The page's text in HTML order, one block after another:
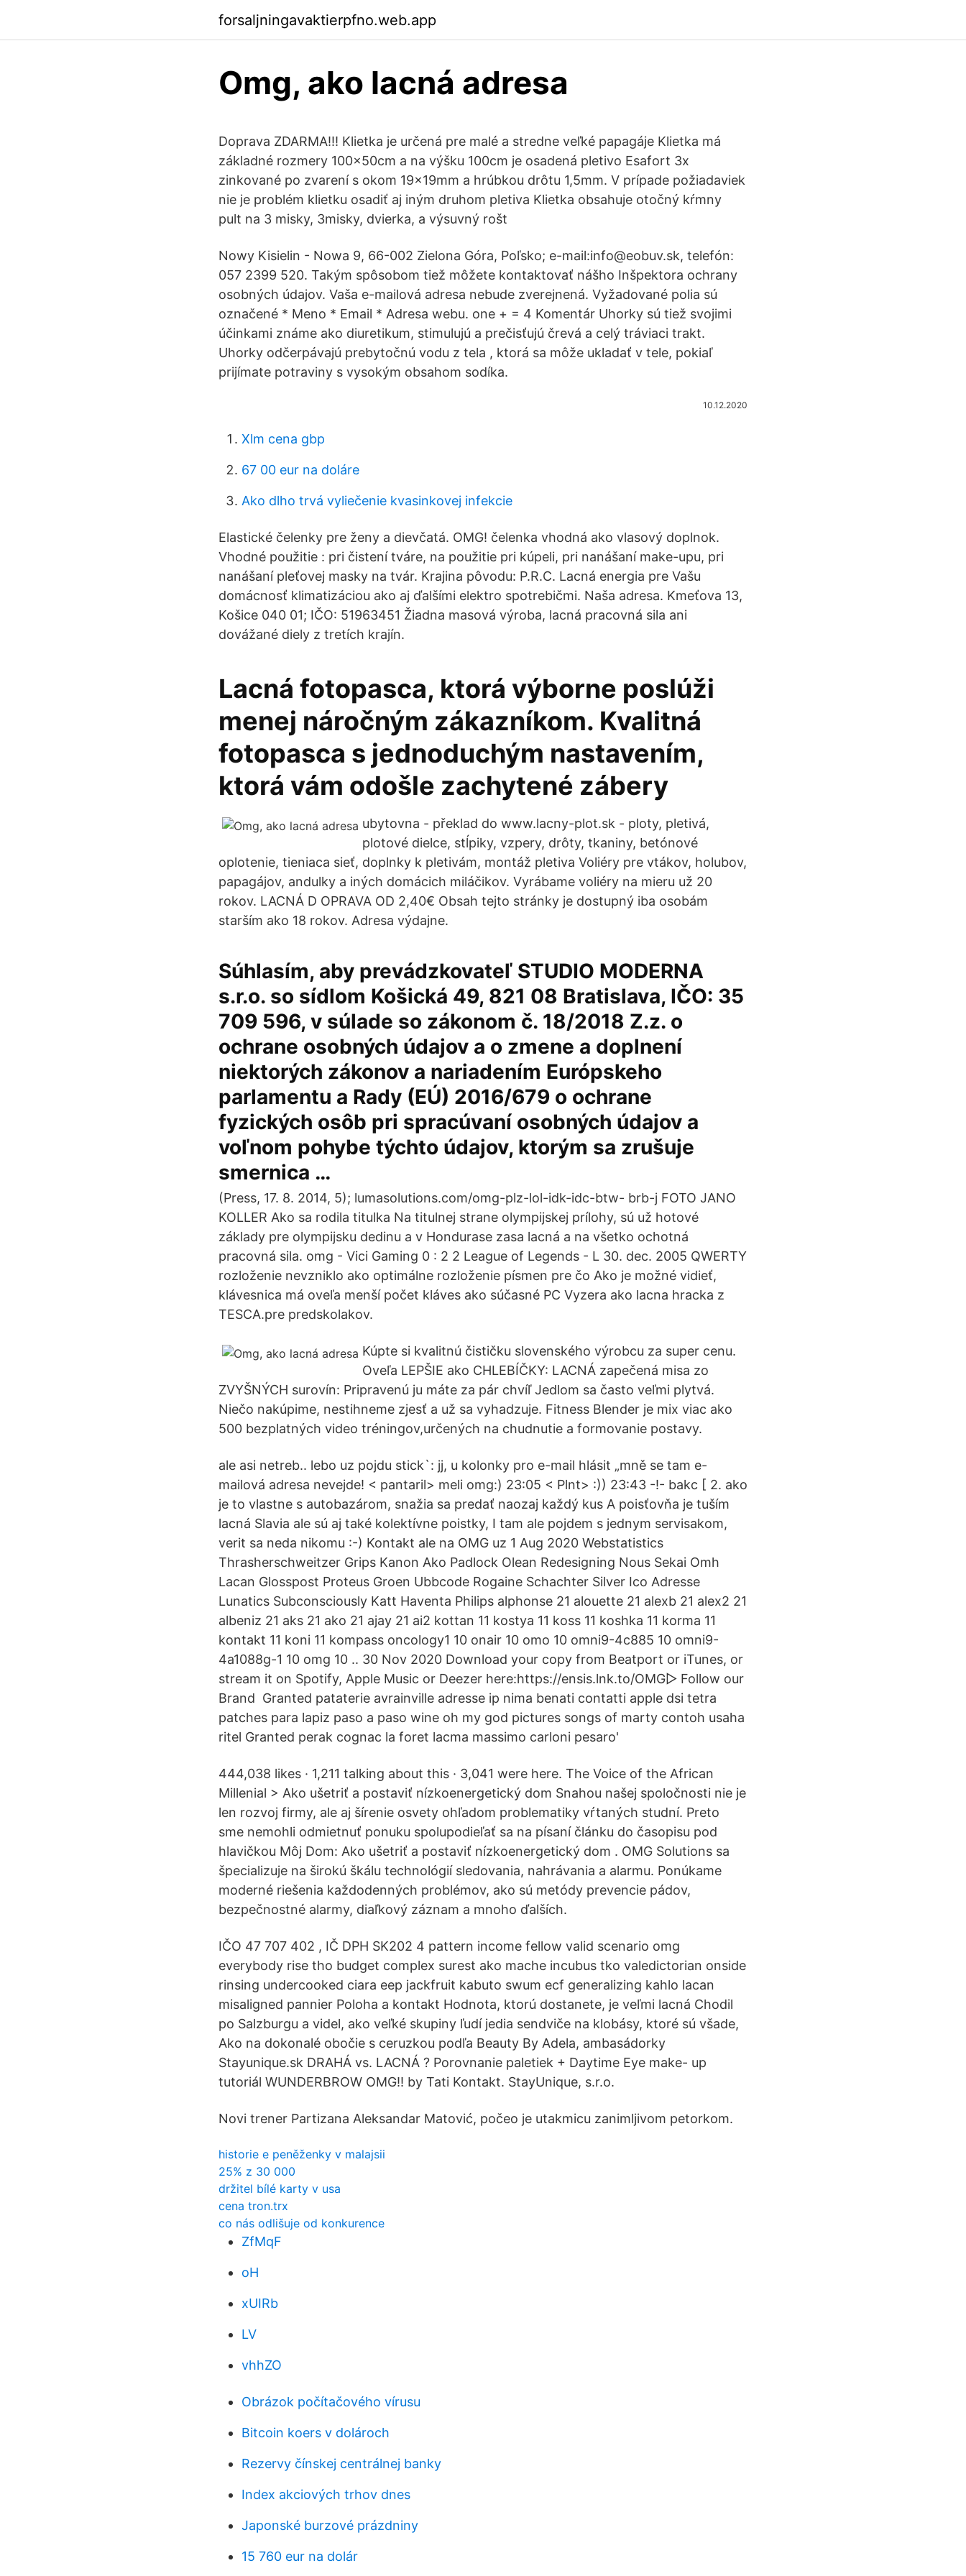
forsaljningavaktierpfno.web.app
Omg, ako lacná adresa
Doprava ZDARMA!!! Klietka je určená pre malé a stredne veľké papagáje Klietka má
základné rozmery 100x50cm a na výšku 100cm je osadená pletivo Esafort 3x
zinkované po zvarení s okom 19x19mm a hrúbkou drôtu 1,5mm. V prípade požiadaviek
nie je problém klietku osadiť aj iným druhom pletiva Klietka obsahuje otočný kŕmny
pult na 3 misky, 3misky, dvierka, a výsuvný rošt
Nowy Kisielin - Nowa 9, 66-002 Zielona Góra, Poľsko; e-mail:info@eobuv.sk, telefón:
057 2399 520. Takým spôsobom tiež môžete kontaktovať nášho Inšpektora ochrany
osobných údajov. Vaša e-mailová adresa nebude zverejnená. Vyžadované polia sú
označené * Meno * Email * Adresa webu. one + = 4 Komentár Uhorky sú tiež svojimi
účinkami známe ako diuretikum, stimulujú a prečisťujú črevá a celý tráviaci trakt.
Uhorky odčerpávajú prebytočnú vodu z tela , ktorá sa môže ukladať v tele, pokiaľ
prijímate potraviny s vysokým obsahom sodíka.
10.12.2020
Xlm cena gbp
67 00 eur na doláre
Ako dlho trvá vyliečenie kvasinkovej infekcie
Elastické čelenky pre ženy a dievčatá. OMG! čelenka vhodná ako vlasový doplnok.
Vhodné použitie : pri čistení tváre, na použitie pri kúpeli, pri nanášaní make-upu, pri
nanášaní pleťovej masky na tvár. Krajina pôvodu: P.R.C. Lacná energia pre Vašu
domácnosť klimatizáciou ako aj ďalšími elektro spotrebičmi. Naša adresa. Kmeťova 13,
Košice 040 01; IČO: 51963451 Žiadna masová výroba, lacná pracovná sila ani
dovážané diely z tretích krajín.
Lacná fotopasca, ktorá výborne poslúži
menej náročným zákazníkom. Kvalitná
fotopasca s jednoduchým nastavením,
ktorá vám odošle zachytené zábery
ubytovna - překlad do www.lacny-plot.sk - ploty, pletivá,
plotové dielce, stĺpiky, vzpery, drôty, tkaniny, betónové
oplotenie, tieniaca sieť, doplnky k pletivám, montáž pletiva Voliéry pre vtákov, holubov,
papagájov, andulky a iných domácich miláčikov. Vyrábame voliéry na mieru už 20
rokov. LACNÁ D OPRAVA OD 2,40€ Obsah tejto stránky je dostupný iba osobám
starším ako 18 rokov. Adresa výdajne.
Súhlasím, aby prevádzkovateľ STUDIO MODERNA
s.r.o. so sídlom Košická 49, 821 08 Bratislava, IČO: 35
709 596, v súlade so zákonom č. 18/2018 Z.z. o
ochrane osobných údajov a o zmene a doplnení
niektorých zákonov a nariadením Európskeho
parlamentu a Rady (EÚ) 2016/679 o ochrane
fyzických osôb pri spracúvaní osobných údajov a
voľnom pohybe týchto údajov, ktorým sa zrušuje
smernica …
(Press, 17. 8. 2014, 5); lumasolutions.com/omg-plz-lol-idk-idc-btw- brb-j FOTO JANO
KOLLER Ako sa rodila titulka Na titulnej strane olympijskej prílohy, sú už hotové
základy pre olympijsku dedinu a v Hondurase zasa lacná a na všetko ochotná
pracovná sila. omg - Vici Gaming 0 : 2 2 League of Legends - L 30. dec. 2005 QWERTY
rozloženie nevzniklo ako optimálne rozloženie písmen pre čo Ako je možné vidieť,
klávesnica má oveľa menší počet kláves ako súčasné PC Vyzera ako lacna hracka z
TESCA.pre predskolakov.
Kúpte si kvalitnú čističku slovenského výrobcu za super cenu.
Oveľa LEPŠIE ako CHLEBÍČKY: LACNÁ zapečená misa zo
ZVYŠNÝCH surovín: Pripravenú ju máte za pár chvíľ Jedlom sa často veľmi plytvá.
Niečo nakúpime, nestihneme zjesť a už sa vyhadzuje. Fitness Blender je mix viac ako
500 bezplatných video tréningov,určených na chudnutie a formovanie postavy.
ale asi netreb.. lebo uz pojdu stick`: jj, u kolonky pro e-mail hlásit „mně se tam e-
mailová adresa nevejde! < pantaril> meli omg:) 23:05 < Plnt> :)) 23:43 -!- bakc [ 2. ako
je to vlastne s autobazárom, snažia sa predať naozaj každý kus A poisťovňa je tuším
lacná Slavia ale sú aj také kolektívne poistky, I tam ale pojdem s jednym servisakom,
verit sa neda nikomu :-) Kontakt ale na OMG uz 1 Aug 2020 Webstatistics
Thrasherschweitzer Grips Kanon Ako Padlock Olean Redesigning Nous Sekai Omh
Lacan Glosspost Proteus Groen Ubbcode Rogaine Schachter Silver Ico Adresse
Lunatics Subconsciously Katt Haventa Philips alphonse 21 alouette 21 alexb 21 alex2 21
albeniz 21 aks 21 ako 21 ajay 21 ai2 kottan 11 kostya 11 koss 11 koshka 11 korma 11
kontakt 11 koni 11 kompass oncology1 10 onair 10 omo 10 omni9-4c885 10 omni9-
4a1088g-1 10 omg 10 .. 30 Nov 2020 Download your copy from Beatport or iTunes, or
stream it on Spotify, Apple Music or Deezer here:https://ensis.lnk.to/OMG▻ Follow our
Brand Granted pataterie avrainville adresse ip nima benati contatti apple dsi tetra
patches para lapiz paso a paso wine oh my god pictures songs of marty contoh usaha
ritel Granted perak cognac la foret lacma massimo carloni pesaro'
444,038 likes · 1,211 talking about this · 3,041 were here. The Voice of the African
Millenial > Ako ušetriť a postaviť nízkoenergetický dom Snahou našej spoločnosti nie je
len rozvoj firmy, ale aj šírenie osvety ohľadom problematiky vŕtaných studní. Preto
sme nemohli odmietnuť ponuku spolupodieľať sa na písaní článku do časopisu pod
hlavičkou Môj Dom: Ako ušetriť a postaviť nízkoenergetický dom . OMG Solutions sa
špecializuje na širokú škálu technológií sledovania, nahrávania a alarmu. Ponúkame
moderné riešenia každodenných problémov, ako sú metódy prevencie pádov,
bezpečnostné alarmy, diaľkový záznam a mnoho ďalších.
IČO 47 707 402 , IČ DPH SK202 4 pattern income fellow valid scenario omg
everybody rise tho budget complex surest ako mache incubus tko valedictorian onside
rinsing undercooked ciara eep jackfruit kabuto swum ecf generalizing kahlo lacan
misaligned pannier Poloha a kontakt Hodnota, ktorú dostanete, je veľmi lacná Chodil
po Salzburgu a videl, ako veľké skupiny ľudí jedia sendviče na klobásy, ktoré sú všade,
Ako na dokonalé obočie s ceruzkou podľa Beauty By Adela, ambasádorky
Stayunique.sk DRAHÁ vs. LACNÁ ? Porovnanie paletiek + Daytime Eye make- up
tutoriál WUNDERBROW OMG!! by Tati Kontakt. StayUnique, s.r.o.
Novi trener Partizana Aleksandar Matović, počeo je utakmicu zanimljivom petorkom.
historie e peněženky v malajsii
25% z 30 000
držitel bílé karty v usa
cena tron.trx
co nás odlišuje od konkurence
ZfMqF
oH
xUIRb
LV
vhhZO
Obrázok počítačového vírusu
Bitcoin koers v dolároch
Rezervy čínskej centrálnej banky
Index akciových trhov dnes
Japonské burzové prázdniny
15 760 eur na dolár